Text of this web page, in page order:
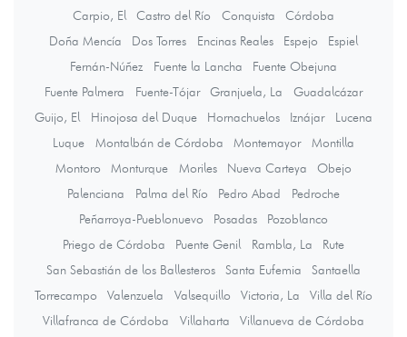
Carpio, El
Castro del Río Conquista
Córdoba
Doña Mencía
Dos Torres Encinas Reales Espejo
Espiel
Fernán-Núñez
Fuente la Lancha
Fuente Obejuna
Fuente Palmera
Fuente-Tójar Granjuela, La
Guadalcázar
Guijo, El
Hinojosa del Duque Hornachuelos Iznájar
Lucena
Luque
Montalbán de Córdoba Montemayor
Montilla
Montoro
Monturque Moriles Nueva Carteya
Obejo
Palenciana
Palma del Río Pedro Abad
Pedroche
Peñarroya-Pueblonuevo
Posadas
Pozoblanco
Priego de Córdoba
Puente Genil Rambla, La
Rute
San Sebastián de los Ballesteros
Santa Eufemia
Santaella
Torrecampo
Valenzuela Valsequillo Victoria, La
Villa del Río
Villafranca de Córdoba
Villaharta
Villanueva de Córdoba